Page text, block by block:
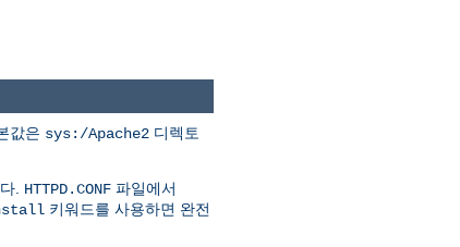
값은 sys:/Apache2 디렉토
. HTTPD.CONF 파일에서
키워드를 사용하면 완전